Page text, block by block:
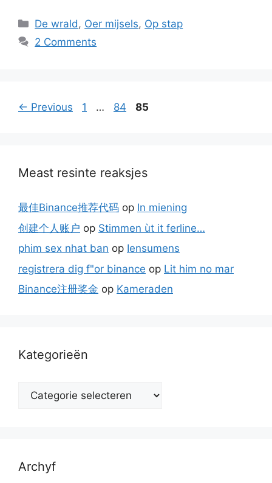
Categories
De wrald, Oer mijsels, Op stap
2 Comments
← Previous Page
1 … Page
84 Page
85
Meast resinte reaksjes
最佳Binance推荐代码 op In miening
创建个人账户 op Stimmen ùt it ferline…
phim sex nhat ban op Iensumens
registrera dig f"or binance op Lit him no mar
Binance注册奖金 op Kameraden
Kategorieën
Kategorieën
Archyf